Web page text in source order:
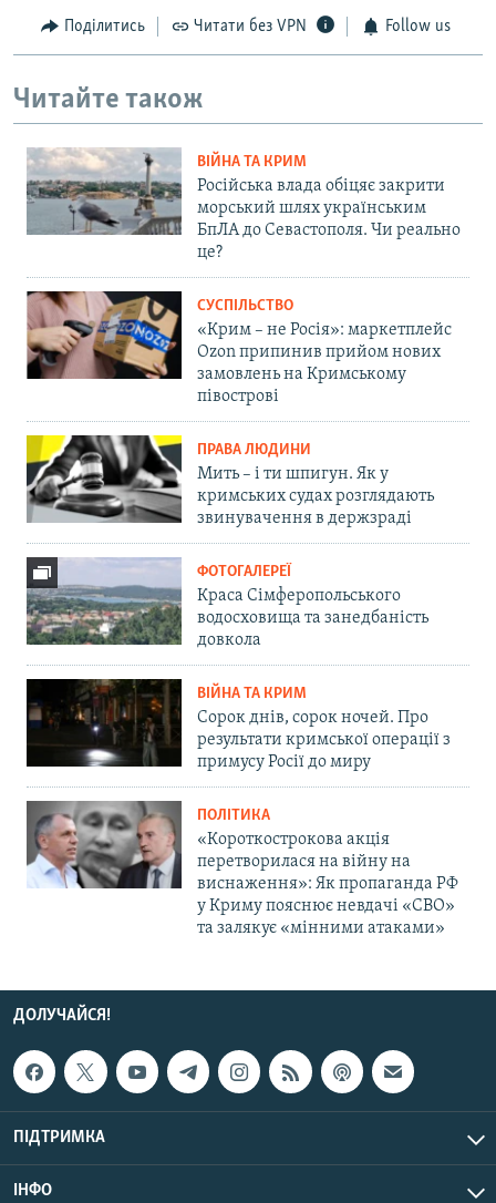
Поділитись Читати без VPN Follow us
Читайте також
ВІЙНА ТА КРИМ
Російська влада обіцяє закрити
морський шлях українським
БпЛА до Севастополя. Чи реально
це?
СУСПІЛЬСТВО
«Крим – не Росія»: маркетплейс
Ozon припинив прийом нових
замовлень на Кримському
півострові
ПРАВА ЛЮДИНИ
Мить – і ти шпигун. Як у
кримських судах розглядають
звинувачення в держзраді
ФОТОГАЛЕРЕЇ
Краса Сімферопольського
водосховища та занедбаність
довкола
ВІЙНА ТА КРИМ
Сорок днів, сорок ночей. Про
результати кримської операції з
примусу Росії до миру
ПОЛІТИКА
«Короткострокова акція
перетворилася на війну на
виснаження»: Як пропаганда РФ
у Криму пояснює невдачі «СВО»
та залякує «мінними атаками»
ДОЛУЧАЙСЯ!
ПІДТРИМКА
ІНФО